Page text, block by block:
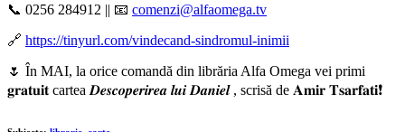
📞 0256 284912 || 📧 comenzi@alfaomega.tv
🔗 https://tinyurl.com/vindecand-sindromul-inimii
🌷️ În MAI, la orice comandă din librăria Alfa Omega vei primi
𝐠𝐫𝐚𝐭𝐮𝐢𝐭 cartea 𝑫𝒆𝒔𝒄𝒐𝒑𝒆𝒓𝒊𝒓𝒆𝒂 𝒍𝒖𝒊 𝑫𝒂𝒏𝒊𝒆𝒍 , scrisă de 𝐀𝐦𝐢𝐫 𝐓𝐬𝐚𝐫𝐟𝐚𝐭𝐢❗